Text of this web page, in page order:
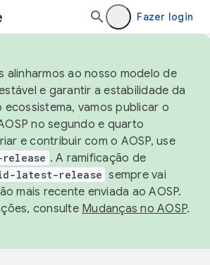
Fazer login
alinharmos ao nosso modelo de
e garantir a estabilidade da
vamos publicar o
no segundo e quarto
e contribuir com o AOSP, use
. A ramificação de
latest-release sempre vai
mais recente enviada ao AOSP.
consulte Mudanças no AOSP.